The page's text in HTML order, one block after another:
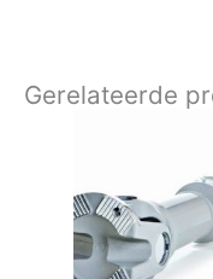
Gerelateerde